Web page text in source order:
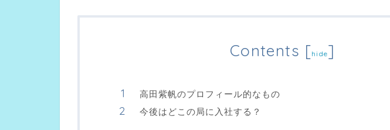
Contents [hide]
高田紫帆のプロフィール的なもの
今後はどこの局に入社する？